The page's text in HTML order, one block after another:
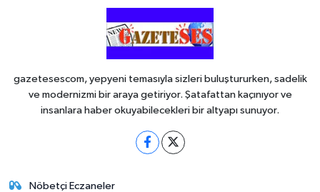
gazetesescom, yepyeni temasıyla sizleri buluştururken, sadelik
ve modernizmi bir araya getiriyor. Şatafattan kaçınıyor ve
insanlara haber okuyabilecekleri bir altyapı sunuyor.
Nöbetçi Eczaneler